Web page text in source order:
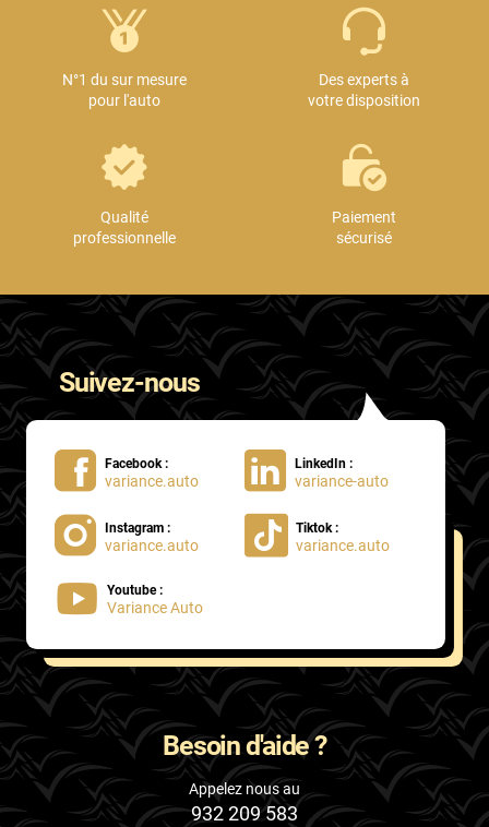
N°1 du sur mesure
pour l'auto
Des experts à
votre disposition
Qualité
professionnelle
Paiement
sécurisé
Suivez-nous
Facebook :
variance.auto
LinkedIn :
variance-auto
Instagram :
variance.auto
Tiktok :
variance.auto
Youtube :
Variance Auto
Besoin d'aide ?
Appelez nous au
932 209 583